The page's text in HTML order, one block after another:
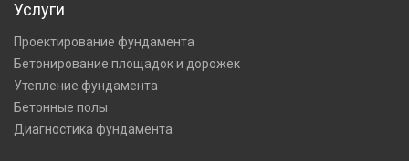
Услуги
Проектирование фундамента
Бетонирование площадок и дорожек
Утепление фундамента
Бетонные полы
Диагностика фундамента